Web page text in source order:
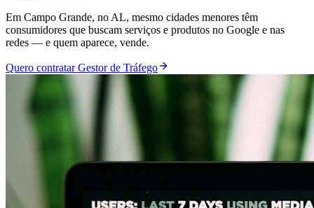
Em Campo Grande, no AL, mesmo cidades menores têm
consumidores que buscam serviços e produtos no Google e nas
redes — e quem aparece, vende.
Quero contratar Gestor de Tráfego